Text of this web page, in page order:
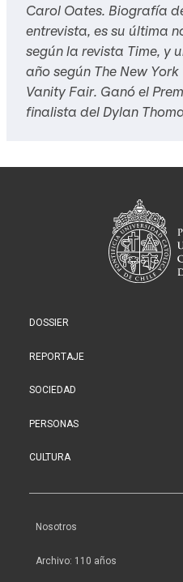
Carol Oates. Biografía
entrevista, es su última
según la revista Time, y
año según The New
Vanity Fair. Ganó el
finalista del Dylan
DOSSIER
REPORTAJE
SOCIEDAD
PERSONAS
CULTURA
Nosotros
Archivo: 110 años